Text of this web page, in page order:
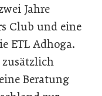
Jahre
Club und eine
ETL Adhoga.
Beratung